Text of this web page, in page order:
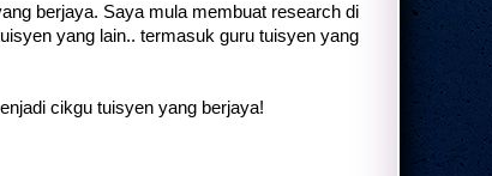
berjaya. Saya mula membuat research di
yang lain.. termasuk guru tuisyen yang
cikgu tuisyen yang berjaya!